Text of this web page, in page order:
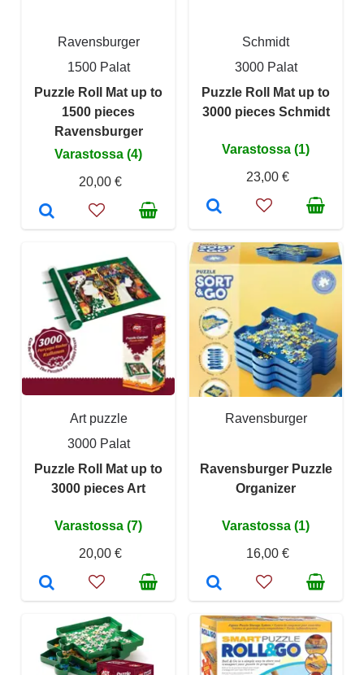
Ravensburger
1500 Palat
Puzzle Roll Mat up to
1500 pieces
Ravensburger
Varastossa (4)
20,00 €
Schmidt
3000 Palat
Puzzle Roll Mat up to
3000 pieces Schmidt
Varastossa (1)
23,00 €
Art puzzle
3000 Palat
Puzzle Roll Mat up to
3000 pieces Art
Varastossa (7)
20,00 €
Ravensburger
Ravensburger Puzzle
Organizer
Varastossa (1)
16,00 €